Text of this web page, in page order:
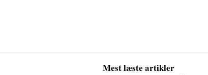
Mest læste artikler